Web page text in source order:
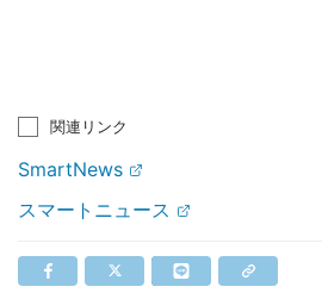
関連リンク
SmartNews
スマートニュース